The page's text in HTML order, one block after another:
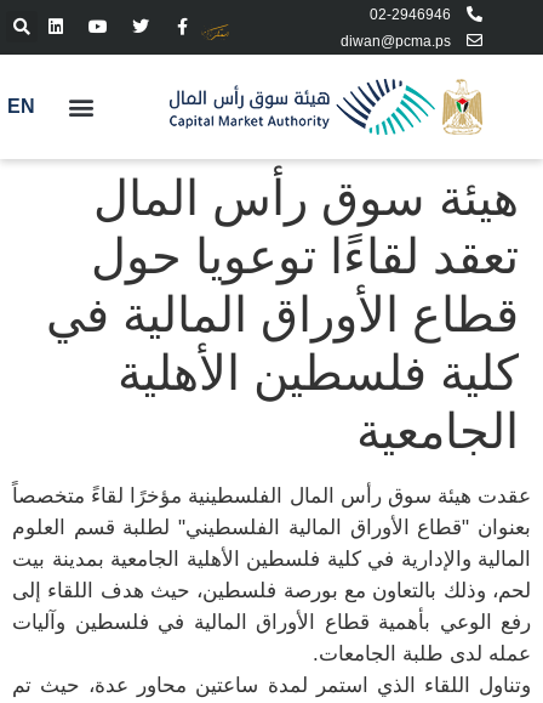
02-2946946
diwan@pcma.ps
EN
هيئة سوق رأس المال
تعقد لقاءًا توعويا حول
قطاع الأوراق المالية في
كلية فلسطين الأهلية
الجامعية
عقدت هيئة سوق رأس المال الفلسطينية مؤخرًا لقاءً متخصصاً
بعنوان "قطاع الأوراق المالية الفلسطيني" لطلبة قسم العلوم
المالية والإدارية في كلية فلسطين الأهلية الجامعية بمدينة بيت
لحم، وذلك بالتعاون مع بورصة فلسطين، حيث هدف اللقاء إلى
رفع الوعي بأهمية قطاع الأوراق المالية في فلسطين وآليات
عمله لدى طلبة الجامعات.
وتناول اللقاء الذي استمر لمدة ساعتين محاور عدة، حيث تم